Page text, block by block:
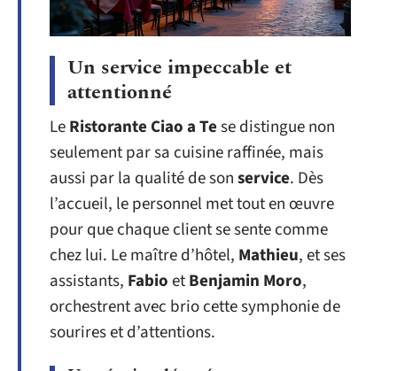
Un service impeccable et
attentionné
LeRistorante Ciao a Tese distingue non
seulement par sa cuisine raffinée, mais
aussi par la qualité de sonservice. Dès
l’accueil, le personnel met tout en œuvre
pour que chaque client se sente comme
chez lui. Le maître d’hôtel, Mathieu, et ses
assistants, FabioetBenjamin Moro,
orchestrent avec brio cette symphonie de
sourires et d’attentions.